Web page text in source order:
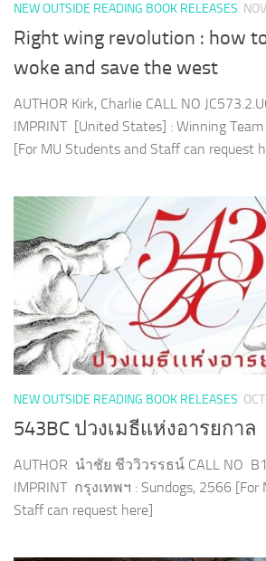
NEW OUTSIDE READING BOOK RELEASES
Right wing revolution : how
woke and save the west
AUTHOR Kirk, Charlie CALL NO
IMPRINT [United States] : Winning
[For MU Students and Staff can
NEW OUTSIDE READING BOOK RELEASES
543BC ปวงเมธีแห่งอารยกาล
AUTHOR นำชัย ชีววิวรรธน์ CALL NO
IMPRINT กรุงเทพฯ : Sundogs, 2566 [For
Staff can request here]